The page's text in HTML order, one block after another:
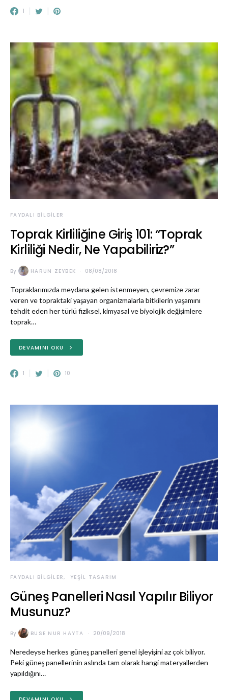
1
FAYDALI BILGILER
Toprak Kirliliğine Giriş 101: “Toprak
Kirliliği Nedir, Ne Yapabiliriz?”
By HARUN ZEYBEK 08/08/2018
Topraklarımızda meydana gelen istenmeyen, çevremize zarar
veren ve topraktaki yaşayan organizmalarla bitkilerin yaşamını
tehdit eden her türlü fiziksel, kimyasal ve biyolojik değişimlere
toprak…
DEVAMINI OKU
1 10
FAYDALI BILGILER YEŞIL TASARIM
Güneş Panelleri Nasıl Yapılır Biliyor
Musunuz?
By BUSE NUR HAYTA 20/09/2018
Neredeyse herkes güneş panelleri genel işleyişini az çok biliyor.
Peki güneş panellerinin aslında tam olarak hangi materyallerden
yapıldığını…